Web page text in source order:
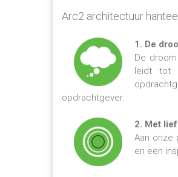
Arc2 architectuur
1. De
De
leidt tot
opdrachtgever.
2. Met
Aan onze
en een